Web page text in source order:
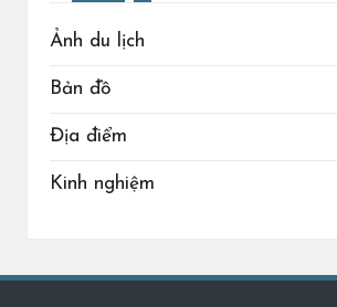
Ảnh du lịch
Bản đồ
Địa điểm
Kinh nghiệm